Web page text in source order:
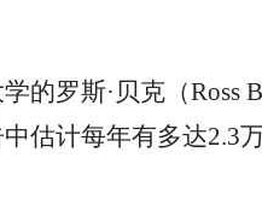
的罗斯·贝克（Ross
估计每年有多达2.3